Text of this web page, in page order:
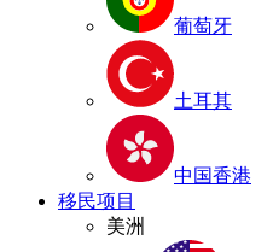
葡萄牙
土耳其
中国香港
移民项目
美洲